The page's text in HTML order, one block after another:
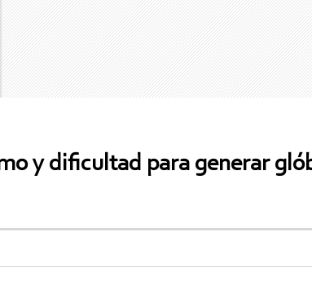
y dificultad para generar